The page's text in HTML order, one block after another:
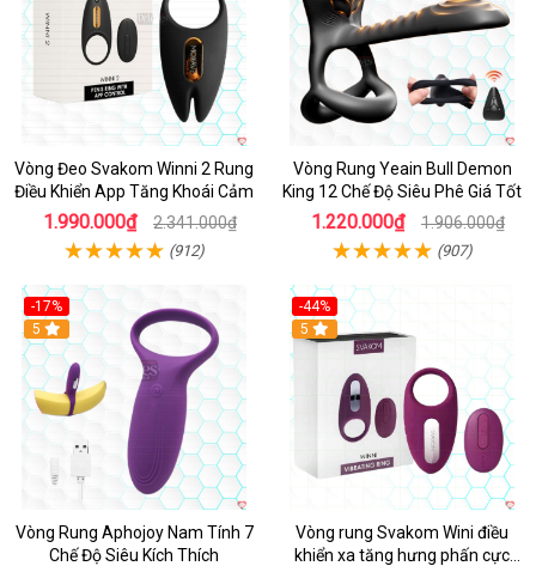
Vòng Đeo Svakom Winni 2 Rung
Điều Khiển App Tăng Khoái Cảm
1.990.000₫ 2.341.000₫
(912)
Vòng Rung Yeain Bull Demon
King 12 Chế Độ Siêu Phê Giá Tốt
1.220.000₫ 1.906.000₫
(907)
-17%
Hot
5
Vòng Rung Aphojoy Nam Tính 7
Chế Độ Siêu Kích Thích
-44%
5
Vòng rung Svakom Wini điều
khiển xa tăng hưng phấn cực